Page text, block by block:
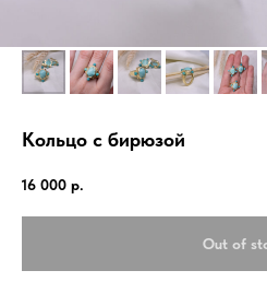
Кольцо с бирюзой
16 000 р.
Out of